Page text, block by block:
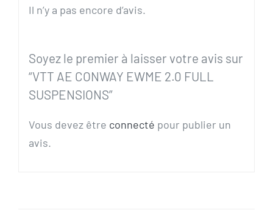
Il n’y a pas encore d’avis.
Soyez le premier à laisser votre avis sur
“VTT AE CONWAY EWME 2.0 FULL
SUSPENSIONS”
Vous devez être connecté pour publier un
avis.